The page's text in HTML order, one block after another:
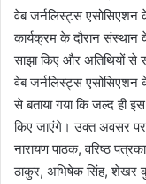
वेब जर्नलिस्ट्स एसोसिएशन
कार्यक्रम के दौरान संस्थान
साझा किए और अतिथियों से
वेब जर्नलिस्ट्स एसोसिएशन
से बताया गया कि जल्द ही
किए जाएंगे। उक्त अवसर
नारायण पाठक, वरिष्ठ
ठाकुर, अभिषेक सिंह, शेखर